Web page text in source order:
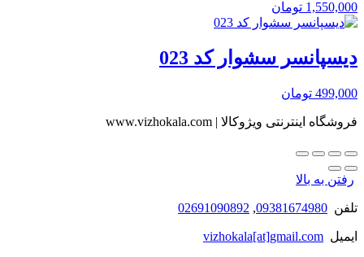
1,550,000 تومان
دیسپانسر سشوار کد 023
499,000 تومان
فروشگاه اینترنتی ویژوکالا | www.vizhokala.com
رفتن به بالا
تلفن 09381674980
,
02691090892
ایمیل vizhokala[at]gmail.com